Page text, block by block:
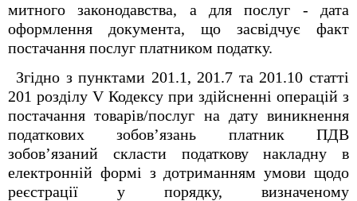
митного законодавства, а для послуг - дата
оформлення документа, що засвідчує факт
постачання послуг платником податку.
Згідно з пунктами 201.1, 201.7 та 201.10 статті
201 розділу V Кодексу при здійсненні операцій з
постачання товарів/послуг на дату виникнення
податкових зобов’язань платник ПДВ
зобов’язаний скласти податкову накладну в
електронній формі з дотриманням умови щодо
реєстрації у порядку, визначеному